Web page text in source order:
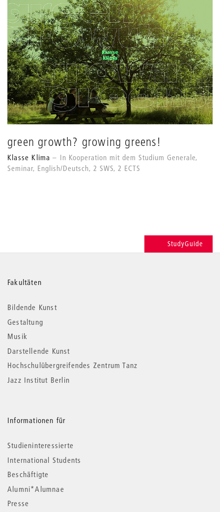
green growth? growing greens!
Klasse Klima
In Kooperation mit dem Studium Generale,
Seminar, English/Deutsch, 2 SWS, 2 ECTS
StudyGuide
Weitere
Informationen
Fakultäten
Bildende Kunst
Gestaltung
Musik
Darstellende Kunst
Hochschulübergreifendes Zentrum Tanz
Jazz Institut Berlin
Informationen für
Studieninteressierte
International Students
Beschäftigte
Alumni*Alumnae
Presse